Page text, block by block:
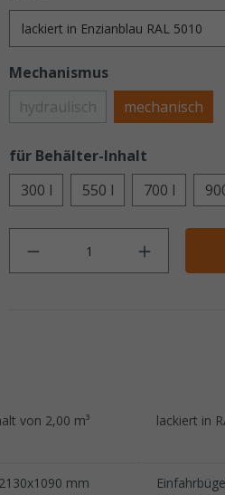
Mechanismus
hydraulisch
mechanisch
für Behälter-Inhalt
300 l
550 l 700 l
von 2,00 m³ lackiert in
mm